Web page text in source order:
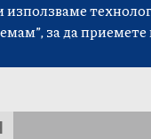
за да